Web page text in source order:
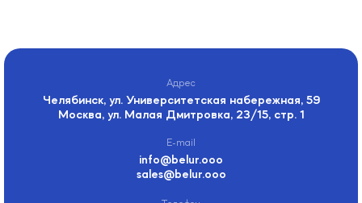
Челябинск, ул. Университетская набережная, 59
Москва, ул. Малая Дмитровка, 23/15, стр. 1
info@belur.ooo
sales@belur.ooo